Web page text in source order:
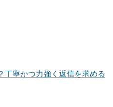
丁寧かつ力強く返信を求める